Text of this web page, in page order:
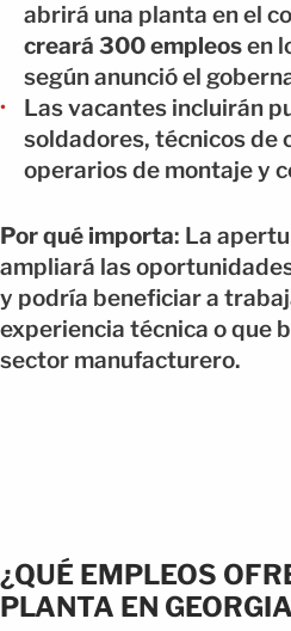
abrirá una planta en el
creará 300 empleosen
según anunció el
Las vacantes incluirán
soldadores, técnicos de
operarios de montaje y
Por qué importa: La
ampliará las
y podría beneficiar a
experiencia técnica o que
sector manufacturero.
¿QUÉ EMPLEOS
PLANTA EN